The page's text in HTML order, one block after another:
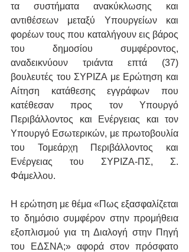
τα συστήματα ανακύκλωσης και
αντιθέσεων μεταξύ Υπουργείων και
φορέων τους που καταλήγουν εις βάρος
του δημοσίου συμφέροντος,
αναδεικνύουν τριάντα επτά (37)
βουλευτές του ΣΥΡΙΖΑ με Ερώτηση και
Αίτηση κατάθεσης εγγράφων που
κατέθεσαν προς τον Υπουργό
Περιβάλλοντος και Ενέργειας και τον
Υπουργό Εσωτερικών, με πρωτοβουλία
του Τομεάρχη Περιβάλλοντος και
Ενέργειας του ΣΥΡΙΖΑ-ΠΣ, Σ.
Φάμελλου.
Η ερώτηση με θέμα «Πως εξασφαλίζεται
το δημόσιο συμφέρον στην προμήθεια
εξοπλισμού για τη Διαλογή στην Πηγή
του ΕΔΣΝΑ;» αφορά στον πρόσφατο